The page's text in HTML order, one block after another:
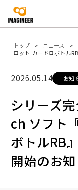
トップ ニュース
ロット カードロボトル
2026.05.14 お知
シリーズ
ch ソフト
ボトルRB
開始のお